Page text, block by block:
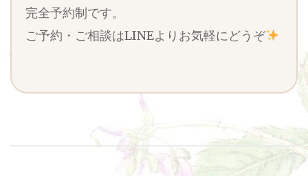
完全予約制です。
ご予約・ご相談はLINEよりお気軽にどうぞ